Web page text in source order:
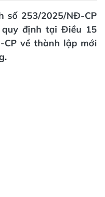
số 253/2025/NĐ-CP
định tại Điều 15
về thành lập mới